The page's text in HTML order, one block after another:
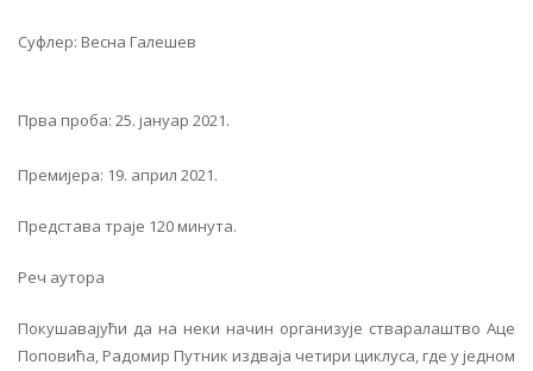
Суфлер: Весна Галешев
Прва проба: 25. јануар 2021.
Премијера: 19. април 2021.
Представа траје 120 минута.
Реч аутора
Покушавајући да на неки начин организује стваралаштво Аце
Поповића, Радомир Путник издваја четири циклуса, где у једном